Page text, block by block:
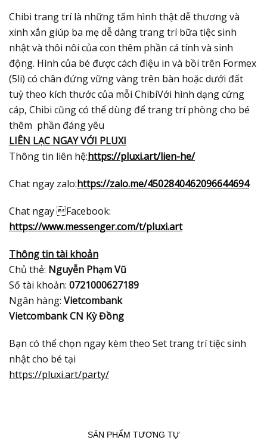
Chibi trang trí là những tấm hình thật dễ thương và
xinh xắn giúp ba mẹ dễ dàng trang trí bữa tiệc sinh
nhật và thôi nôi của con thêm phần cá tính và sinh
động. Hình của bé được cách điệu in và bồi trên Formex
(5li) có chân đứng vững vàng trên bàn hoặc dưới đất
tuỳ theo kích thước của mỗi ChibiVới hình dạng cứng
cáp, Chibi cũng có thể dùng để trang trí phòng cho bé
thêm phần đáng yêu
LIÊN LẠC NGAY VỚI PLUXI
Thông tin liên hệ:https://pluxi.art/lien-he/
Chat ngay zalo:https://zalo.me/4502840462096644694
Chat ngay Facebook:
https://www.messenger.com/t/pluxi.art
Thông tin tài khoản
Chủ thẻ: Nguyễn Phạm Vũ
Số tài khoản: 0721000627189
Ngân hàng: Vietcombank
Vietcombank CN Kỳ Đồng
Bạn có thể chọn ngay kèm theo Set trang trí tiệc sinh
nhật cho bé tại
https://pluxi.art/party/
SẢN PHẨM TƯƠNG TỰ